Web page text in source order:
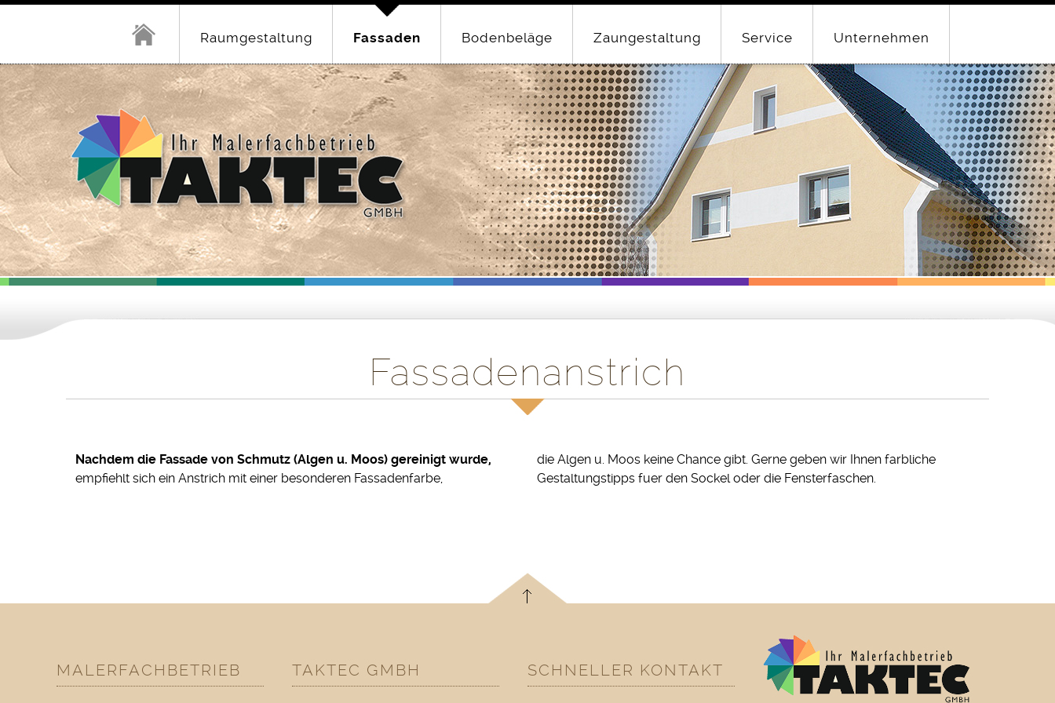
Raumgestaltung Fassaden Bodenbeläge Zaungestaltung Service Unternehmen
Fassadenanstrich
Nachdem die Fassade von Schmutz (Algen u. Moos) gereinigt wurde,
empfiehlt sich ein Anstrich mit einer besonderen Fassadenfarbe,
die Algen u. Moos keine Chance gibt. Gerne geben wir Ihnen farbliche
Gestaltungstipps fuer den Sockel oder die Fensterfaschen.
MALERFACHBETRIEB TAKTEC GMBH SCHNELLER KONTAKT